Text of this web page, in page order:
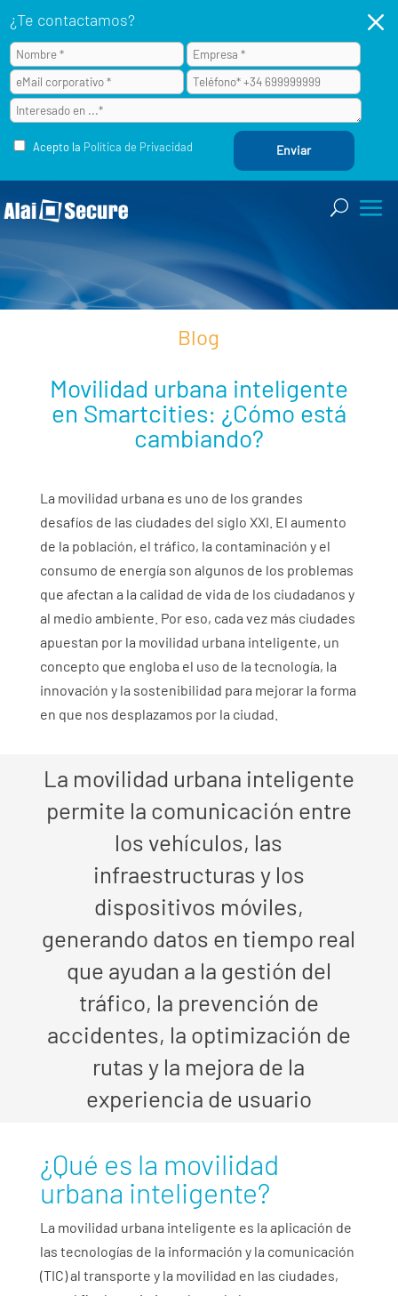
¿Te contactamos?
Acepto la Política de Privacidad
M
Blog
Movilidad urbana inteligente
en Smartcities: ¿Cómo está
cambiando?
La movilidad urbana es uno de los grandes
desafíos de las ciudades del siglo XXI. El aumento
de la población, el tráfico, la contaminación y el
consumo de energía son algunos de los problemas
que afectan a la calidad de vida de los ciudadanos y
al medio ambiente. Por eso, cada vez más ciudades
apuestan por la movilidad urbana inteligente, un
concepto que engloba el uso de la tecnología, la
innovación y la sostenibilidad para mejorar la forma
en que nos desplazamos por la ciudad.
La movilidad urbana inteligente
permite la comunicación entre
los vehículos, las
infraestructuras y los
dispositivos móviles,
generando datos en tiempo real
que ayudan a la gestión del
tráfico, la prevención de
accidentes, la optimización de
rutas y la mejora de la
experiencia de usuario
¿Qué es la movilidad
urbana inteligente?
La movilidad urbana inteligente es la aplicación de
las tecnologías de la información y la comunicación
(TIC) al transporte y la movilidad en las ciudades,